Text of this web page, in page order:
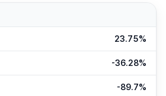
23.75%
-36.28%
-89.7%